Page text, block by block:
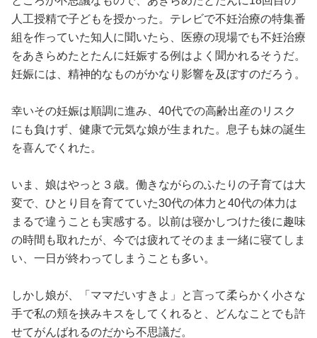
人工授精で子どもを授かった。テレビで不妊治療の特集番
組を作っていた知人に聞いたら、医療の現場でも不妊治療
をあきらめたとたんに妊娠する例はよく聞かれるそうだ。
妊娠には、精神的なものがかなり影響を及ぼすのだろう。
幸いその妊娠は順調に進み、40代での高齢出産のリスク
にも負けず、健康で元気な娘が生まれた。息子も妹の誕生
を喜んでくれた。
いま、娘はやっと３歳。働きながらのふたりの子育ては大
変で、ひとり目を育てていた30代の体力と40代の体力は
まるで違うことも実感する。以前は寝かしつけた後に趣味
の時間も取れたが、今では疲れてそのまま一緒に寝てしま
い、一日が終わってしまうことも多い。
しかし娘が、「ママだいすきよ」と言って柔らかく小さな
手で私の頬を挟みキスをしてくれると、どんなことでも許
せてがんばれるのだから不思議だ。